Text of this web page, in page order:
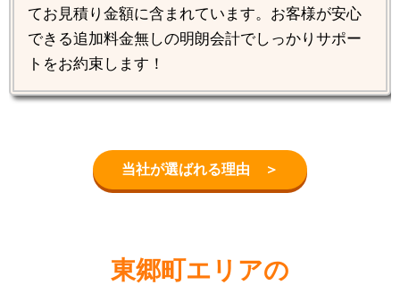
てお見積り金額に含まれています。お客様が安心
できる追加料金無しの明朗会計でしっかりサポー
トをお約束します！
当社が選ばれる理由 ＞
東郷町エリアの